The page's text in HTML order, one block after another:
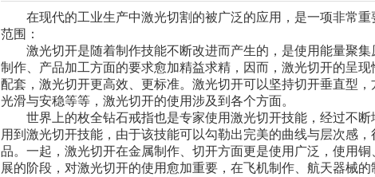
在现代的工业生产中激光切割的被广泛的应用，是一项非常重
范围：
激光切开是随着制作技能不断改进而产生的，是使用能量聚集
制作、产品加工方面的要求愈加精益求精，因而，激光切开的呈
配套，激光切开更高效、更标准。激光切开可以坚持切开垂直型
光滑与安稳等等，激光切开的使用涉及到各个方面。
世界上的枚全钻石戒指也是专家使用激光切开技能，经过不断
用到激光切开技能，由于该技能可以勾勒出完美的曲线与层次感
品。一起，激光切开在金属制作、切开方面更是使用广泛，使用
展的阶段，对激光切开的使用愈加重要，在飞机制作、航天器械